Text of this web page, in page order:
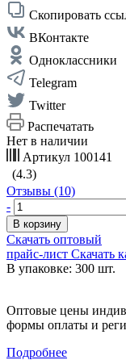
Скопировать
ВКонтакте
Одноклассники
Telegram
Twitter
Распечатать
Нет в наличии
Артикул 100141
(4.3)
Отзывы (10)
-
В корзину
Скачать оптовый
прайс-лист Скачать
В упаковке: 300 шт.
Оптовые цены
формы оплаты и
Подробнее